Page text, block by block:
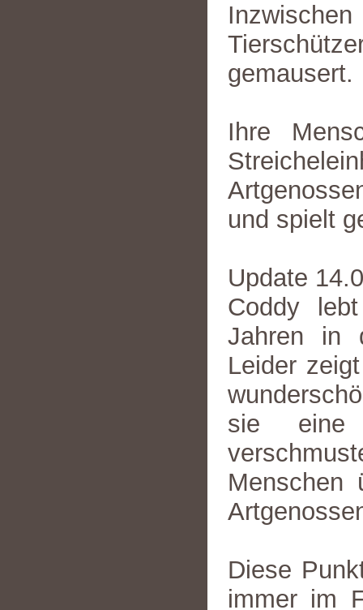
gemausert.
Ihre
und spielt
Update
Coddy
Jahren in
Leider
sie eine
Diese
immer im